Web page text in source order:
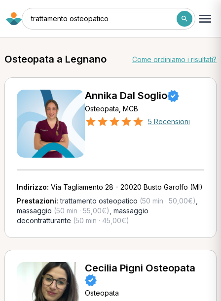
trattamento osteopatico
Osteopata a Legnano Come ordiniamo i risultati?
Annika Dal Soglio
Osteopata, MCB
5 Recensioni
Indirizzo: Via Tagliamento 28 - 20020 Busto Garolfo (MI)
Prestazioni:trattamento osteopatico (50 min · 50,00€)
massaggio (50 min · 55,00€) massaggio
decontratturante (50 min · 45,00€)
Cecilia Pigni Osteopata
Osteopata